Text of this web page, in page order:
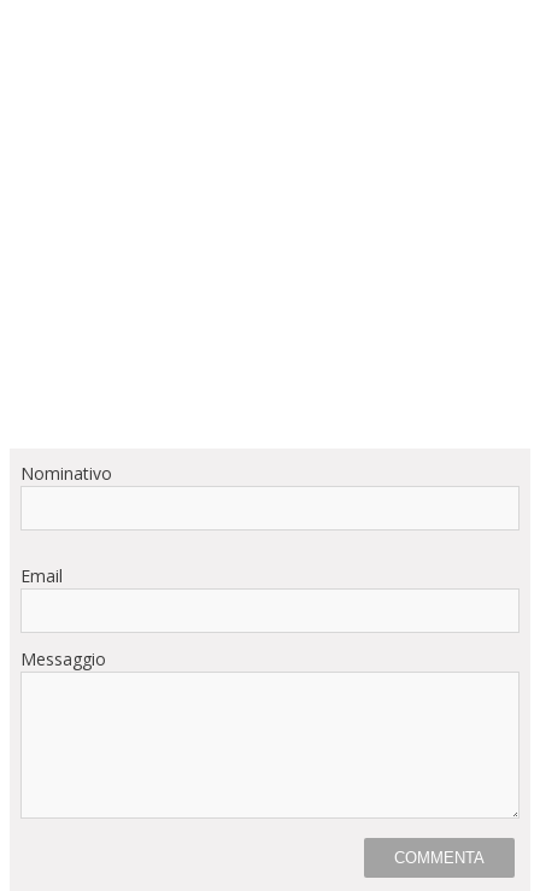
Nominativo
Email
Messaggio